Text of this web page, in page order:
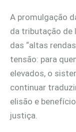
A promulgação
da tributação de
das “altas
tensão: para
elevados, o
continuar
elisão e
justiça.